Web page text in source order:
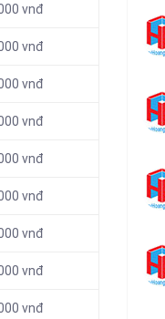
vnđ
vnđ
vnđ
vnđ
vnđ
vnđ
vnđ
vnđ
vnđ